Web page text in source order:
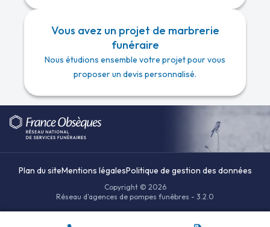
Vous avez un projet de marbrerie
funéraire
Nous étudions ensemble votre projet pour vous
proposer un devis personnalisé.
Plan du siteMentions légalesPolitique de gestion des données
Copyright © 2026
Réseau d'agences de pompes funèbres - 3.2.0